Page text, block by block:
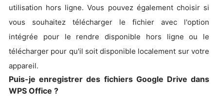
utilisation hors ligne. Vous pouvez également choisir si
vous souhaitez télécharger le fichier avec l'option
intégrée pour le rendre disponible hors ligne ou le
télécharger pour qu'il soit disponible localement sur votre
appareil.
Puis-je enregistrer des fichiers Google Drive dans
WPS Office ?